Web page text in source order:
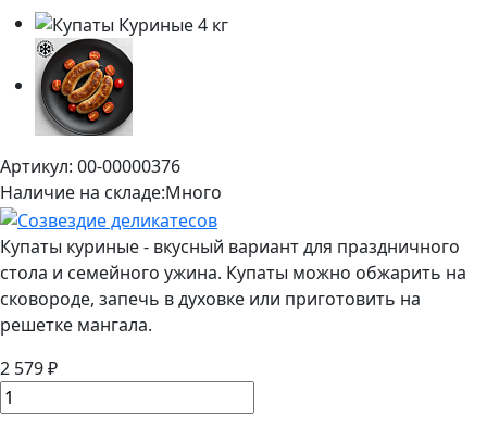
Артикул: 00-00000376
Наличие на складе:Много
Купаты куриные - вкусный вариант для праздничного
стола и семейного ужина. Купаты можно обжарить на
сковороде, запечь в духовке или приготовить на
решетке мангала.
2 579 ₽